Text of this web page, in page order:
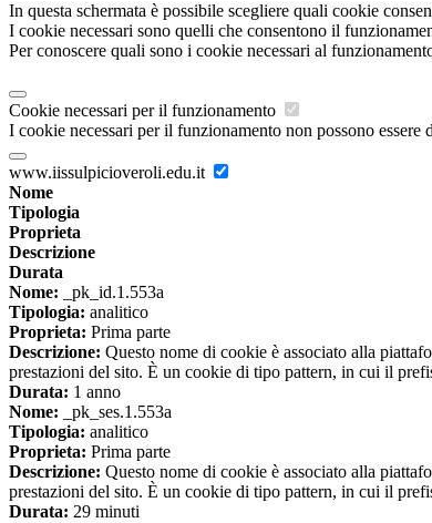
In questa schermata è possibile scegliere quali cookie
I cookie necessari sono quelli che consentono il
Per conoscere quali sono i cookie necessari al
Cookie necessari per il funzionamento
I cookie necessari per il funzionamento non possono
www.iissulpicioveroli.edu.it
Nome
Tipologia
Proprieta
Descrizione
Durata
Nome: _pk_id.1.553a
Tipologia: analitico
Proprieta: Prima parte
Descrizione: Questo nome di cookie è associato alla
prestazioni del sito. È un cookie di tipo pattern, in cui il
Durata: 1 anno
Nome: _pk_ses.1.553a
Tipologia: analitico
Proprieta: Prima parte
Descrizione: Questo nome di cookie è associato alla
prestazioni del sito. È un cookie di tipo pattern, in cui il
Durata: 29 minuti